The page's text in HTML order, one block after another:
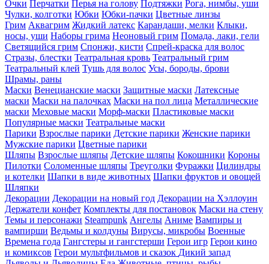
Очки Перчатки Перья на голову Подтяжки Рога, нимбы, уши
Чулки, колготки Юбки Юбки-пачки Цветные линзы
Грим Аквагрим Жидкий латекс Карандаши, мелки Клыки,
носы, уши Наборы грима Неоновый грим Помада, лаки, гели
Светящийся грим Спонжи, кисти Спрей-краска для волос
Стразы, блестки Театральная кровь Театральный грим
Театральный клей Тушь для волос Усы, бороды, брови
Шрамы, раны
Маски Венецианские маски Защитные маски Латексные
маски Маски на палочках Маски на пол лица Металлические
маски Меховые маски Морф-маски Пластиковые маски
Популярные маски Театральные маски
Парики Взрослые парики Детские парики Женские парики
Мужские парики Цветные парики
Шляпы Взрослые шляпы Детские шляпы Кокошники Короны
Пилотки Соломенные шляпы Треуголки Фуражки Цилиндры
и котелки Шапки в виде животных Шапки фруктов и овощей
Шляпки
Декорации Декорации на новый год Декорации на Хэллоуин
Держатели конфет Комплекты для постановок Маски на стену
Темы и персонажи Steampunk Ангелы Аниме Вампиры и
вампирши Ведьмы и колдуны Вирусы, микробы Военные
Времена года Гангстеры и гангстерши Герои игр Герои кино
и комиксов Герои мультфильмов и сказок Дикий запад